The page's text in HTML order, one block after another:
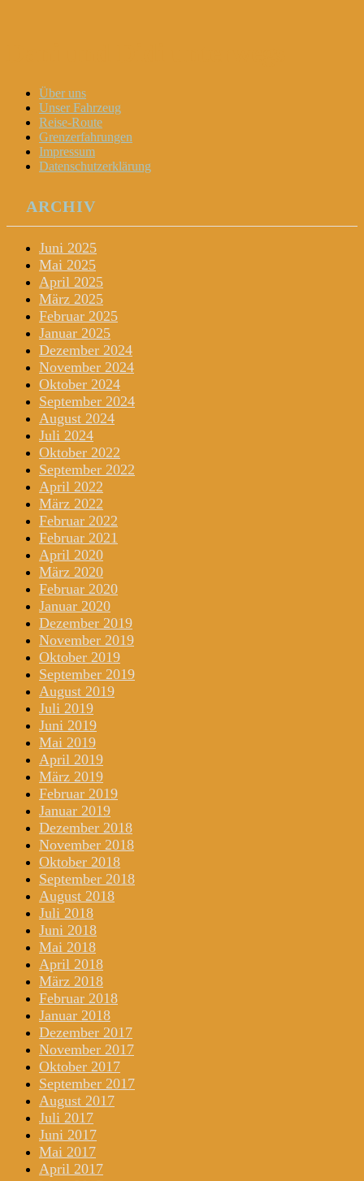
Menu
Widgets
Search
Skip
content
Über uns
Unser Fahrzeug
Reise-Route
Grenzerfahrungen
Impressum
Datenschutzerklärung
ARCHIV
Juni 2025
Mai 2025
April 2025
März 2025
Februar 2025
Januar 2025
Dezember 2024
November 2024
Oktober 2024
September 2024
August 2024
Juli 2024
Oktober 2022
September 2022
April 2022
März 2022
Februar 2022
Februar 2021
April 2020
März 2020
Februar 2020
Januar 2020
Dezember 2019
November 2019
Oktober 2019
September 2019
August 2019
Juli 2019
Juni 2019
Mai 2019
April 2019
März 2019
Februar 2019
Januar 2019
Dezember 2018
November 2018
Oktober 2018
September 2018
August 2018
Juli 2018
Juni 2018
Mai 2018
April 2018
März 2018
Februar 2018
Januar 2018
Dezember 2017
November 2017
Oktober 2017
September 2017
August 2017
Juli 2017
Juni 2017
Mai 2017
April 2017